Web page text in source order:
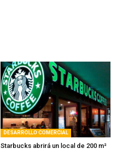
DESARROLLO COMERCIAL
Starbucks abrirá un local de 200 m²